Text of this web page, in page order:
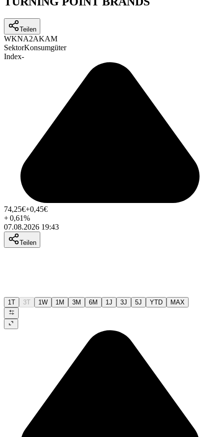
Teilen
WKNA2AKAM
SektorKonsumgüter
Index-
74,25€+0,45€
+0,61%
07.08.2026 19:43
Teilen
1T 3T 1W 1M 3M 6M 1J 3J 5J YTD MAX